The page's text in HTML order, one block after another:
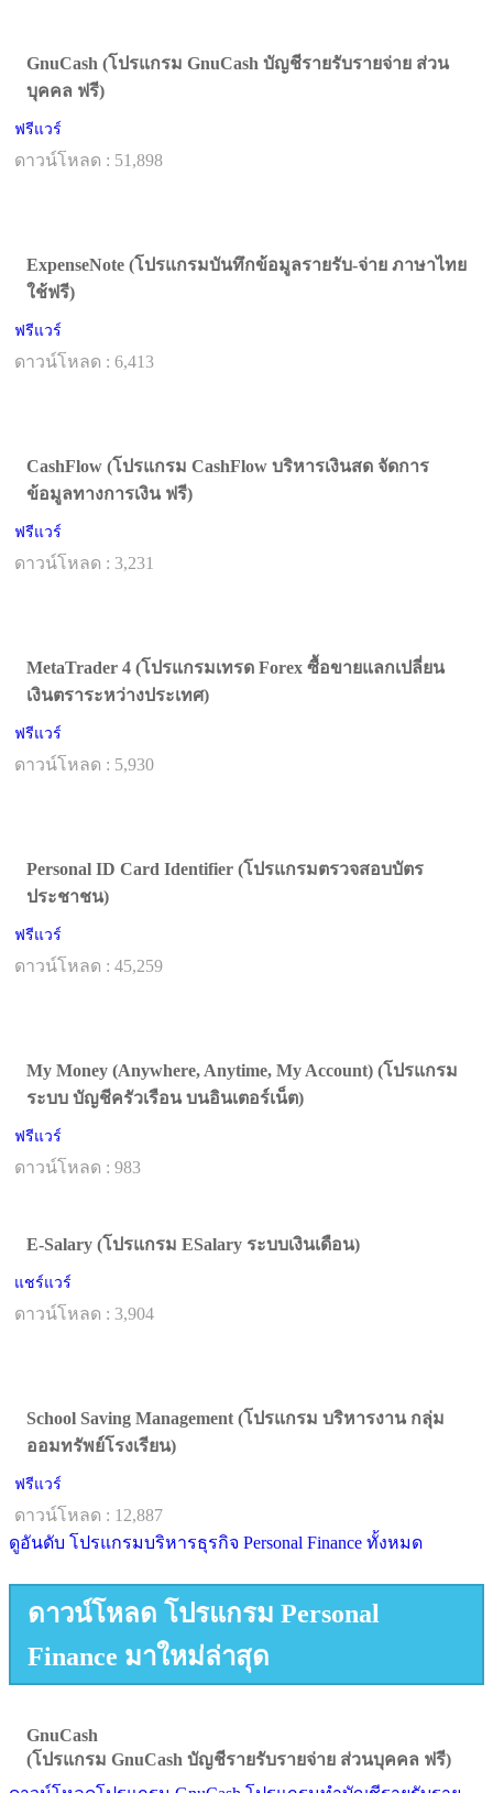
GnuCash (โปรแกรม GnuCash บัญชีรายรับรายจ่าย ส่วน
บุคคล ฟรี)
ฟรีแวร์
ดาวน์โหลด : 51,898
ExpenseNote (โปรแกรมบันทึกข้อมูลรายรับ-จ่าย ภาษาไทย
ใช้ฟรี)
ฟรีแวร์
ดาวน์โหลด : 6,413
CashFlow (โปรแกรม CashFlow บริหารเงินสด จัดการ
ข้อมูลทางการเงิน ฟรี)
ฟรีแวร์
ดาวน์โหลด : 3,231
MetaTrader 4 (โปรแกรมเทรด Forex ซื้อขายแลกเปลี่ยน
เงินตราระหว่างประเทศ)
ฟรีแวร์
ดาวน์โหลด : 5,930
Personal ID Card Identifier (โปรแกรมตรวจสอบบัตร
ประชาชน)
ฟรีแวร์
ดาวน์โหลด : 45,259
My Money (Anywhere, Anytime, My Account) (โปรแกรม
ระบบ บัญชีครัวเรือน บนอินเตอร์เน็ต)
ฟรีแวร์
ดาวน์โหลด : 983
E-Salary (โปรแกรม ESalary ระบบเงินเดือน)
แชร์แวร์
ดาวน์โหลด : 3,904
School Saving Management (โปรแกรม บริหารงาน กลุ่ม
ออมทรัพย์โรงเรียน)
ฟรีแวร์
ดาวน์โหลด : 12,887
ดูอันดับ โปรแกรมบริหารธุรกิจ Personal Finance ทั้งหมด
ดาวน์โหลด โปรแกรม Personal
Finance มาใหม่ล่าสุด
GnuCash
(โปรแกรม GnuCash บัญชีรายรับรายจ่าย ส่วนบุคคล ฟรี)